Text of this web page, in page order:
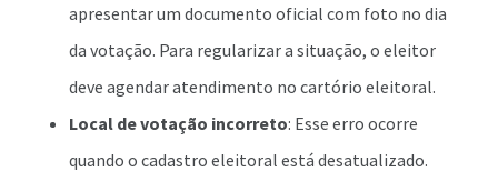
apresentar um documento oficial com foto no dia
da votação. Para regularizar a situação, o eleitor
deve agendar atendimento no cartório eleitoral.
Local de votação incorreto: Esse erro ocorre
quando o cadastro eleitoral está desatualizado.